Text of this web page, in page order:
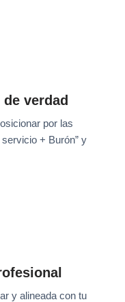
verdad
por las
+ Burón” y
y alineada con tu